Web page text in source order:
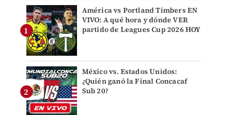
América vs Portland Timbers EN
VIVO: A qué hora y dónde VER
partido de Leagues Cup 2026 HOY
México vs. Estados Unidos:
¿Quién ganó la Final Concacaf
Sub 20?